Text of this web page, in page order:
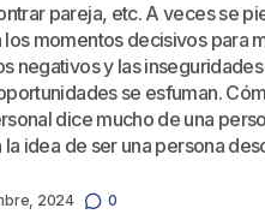
pareja, etc. A veces se
momentos decisivos para
negativos y las
se esfuman.
dice mucho de una
idea de ser una persona
2024 0